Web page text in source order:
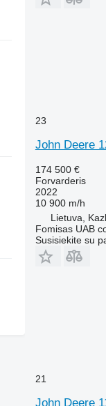
23
John Deere
174 500 €
Forvarderis
2022
10 900 m/h
Lietuva,
Fomisas UAB
Susisiekite su
21
John Deere